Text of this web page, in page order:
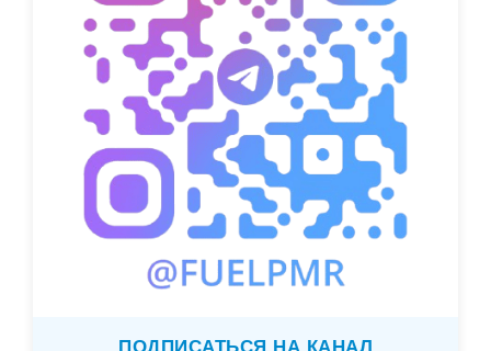
ПОДПИСАТЬСЯ НА КАНАЛ